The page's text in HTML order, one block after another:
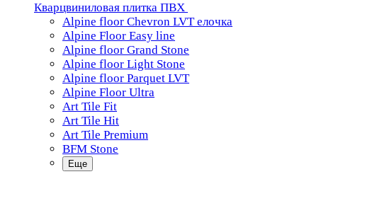
Кварцвиниловая плитка ПВХ
Alpine floor Chevron LVT елочка
Alpine Floor Easy line
Alpine floor Grand Stone
Alpine floor Light Stone
Alpine floor Parquet LVT
Alpine Floor Ultra
Art Tile Fit
Art Tile Hit
Art Tile Premium
BFM Stone
Еще